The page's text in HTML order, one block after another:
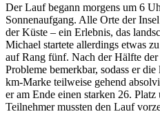
Der Lauf begann morgens um 6
Sonnenaufgang. Alle Orte der
der Küste – ein Erlebnis, das
Michael startete allerdings etwas
auf Rang fünf. Nach der Hälfte
Probleme bemerkbar, sodass er
km-Marke teilweise gehend
er am Ende einen starken 26.
Teilnehmer mussten den Lauf